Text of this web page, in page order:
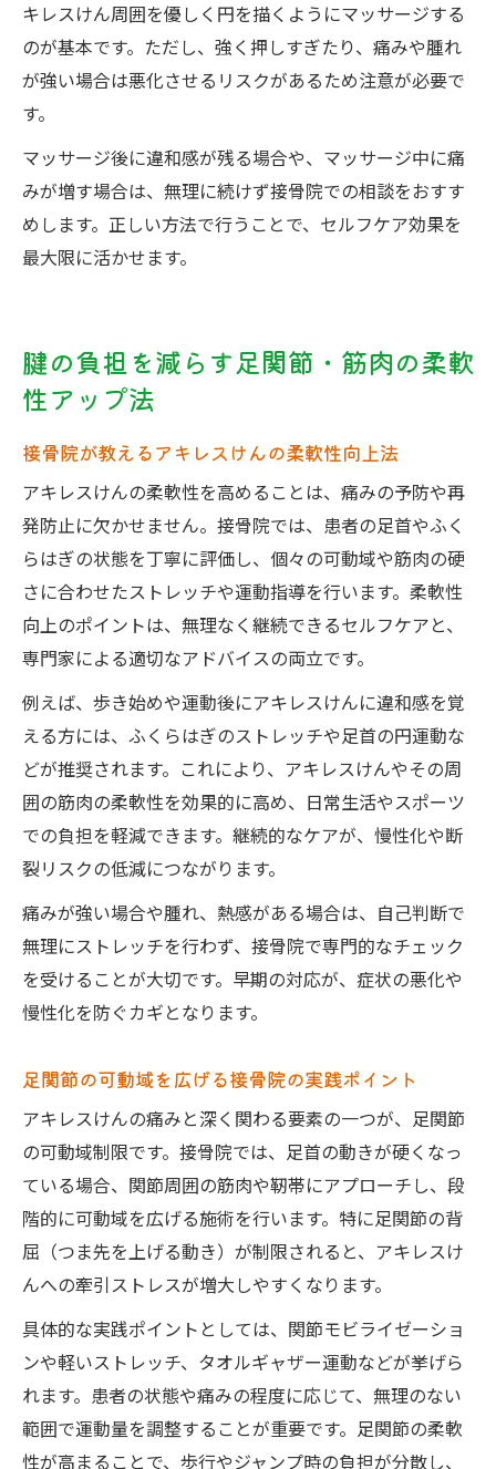
キレスけん周囲を優しく円を描くようにマッサージする
のが基本です。ただし、強く押しすぎたり、痛みや腫れ
が強い場合は悪化させるリスクがあるため注意が必要で
す。
マッサージ後に違和感が残る場合や、マッサージ中に痛
みが増す場合は、無理に続けず接骨院での相談をおすす
めします。正しい方法で行うことで、セルフケア効果を
最大限に活かせます。
腱の負担を減らす足関節・筋肉の柔軟
性アップ法
接骨院が教えるアキレスけんの柔軟性向上法
アキレスけんの柔軟性を高めることは、痛みの予防や再
発防止に欠かせません。接骨院では、患者の足首やふく
らはぎの状態を丁寧に評価し、個々の可動域や筋肉の硬
さに合わせたストレッチや運動指導を行います。柔軟性
向上のポイントは、無理なく継続できるセルフケアと、
専門家による適切なアドバイスの両立です。
例えば、歩き始めや運動後にアキレスけんに違和感を覚
える方には、ふくらはぎのストレッチや足首の円運動な
どが推奨されます。これにより、アキレスけんやその周
囲の筋肉の柔軟性を効果的に高め、日常生活やスポーツ
での負担を軽減できます。継続的なケアが、慢性化や断
裂リスクの低減につながります。
痛みが強い場合や腫れ、熱感がある場合は、自己判断で
無理にストレッチを行わず、接骨院で専門的なチェック
を受けることが大切です。早期の対応が、症状の悪化や
慢性化を防ぐカギとなります。
足関節の可動域を広げる接骨院の実践ポイント
アキレスけんの痛みと深く関わる要素の一つが、足関節
の可動域制限です。接骨院では、足首の動きが硬くなっ
ている場合、関節周囲の筋肉や靭帯にアプローチし、段
階的に可動域を広げる施術を行います。特に足関節の背
屈（つま先を上げる動き）が制限されると、アキレスけ
んへの牽引ストレスが増大しやすくなります。
具体的な実践ポイントとしては、関節モビライゼーショ
ンや軽いストレッチ、タオルギャザー運動などが挙げら
れます。患者の状態や痛みの程度に応じて、無理のない
範囲で運動量を調整することが重要です。足関節の柔軟